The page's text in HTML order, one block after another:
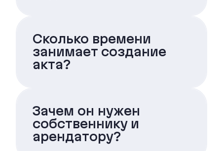
Сколько времени
занимает создание
акта?
Зачем он нужен
собственнику и
арендатору?